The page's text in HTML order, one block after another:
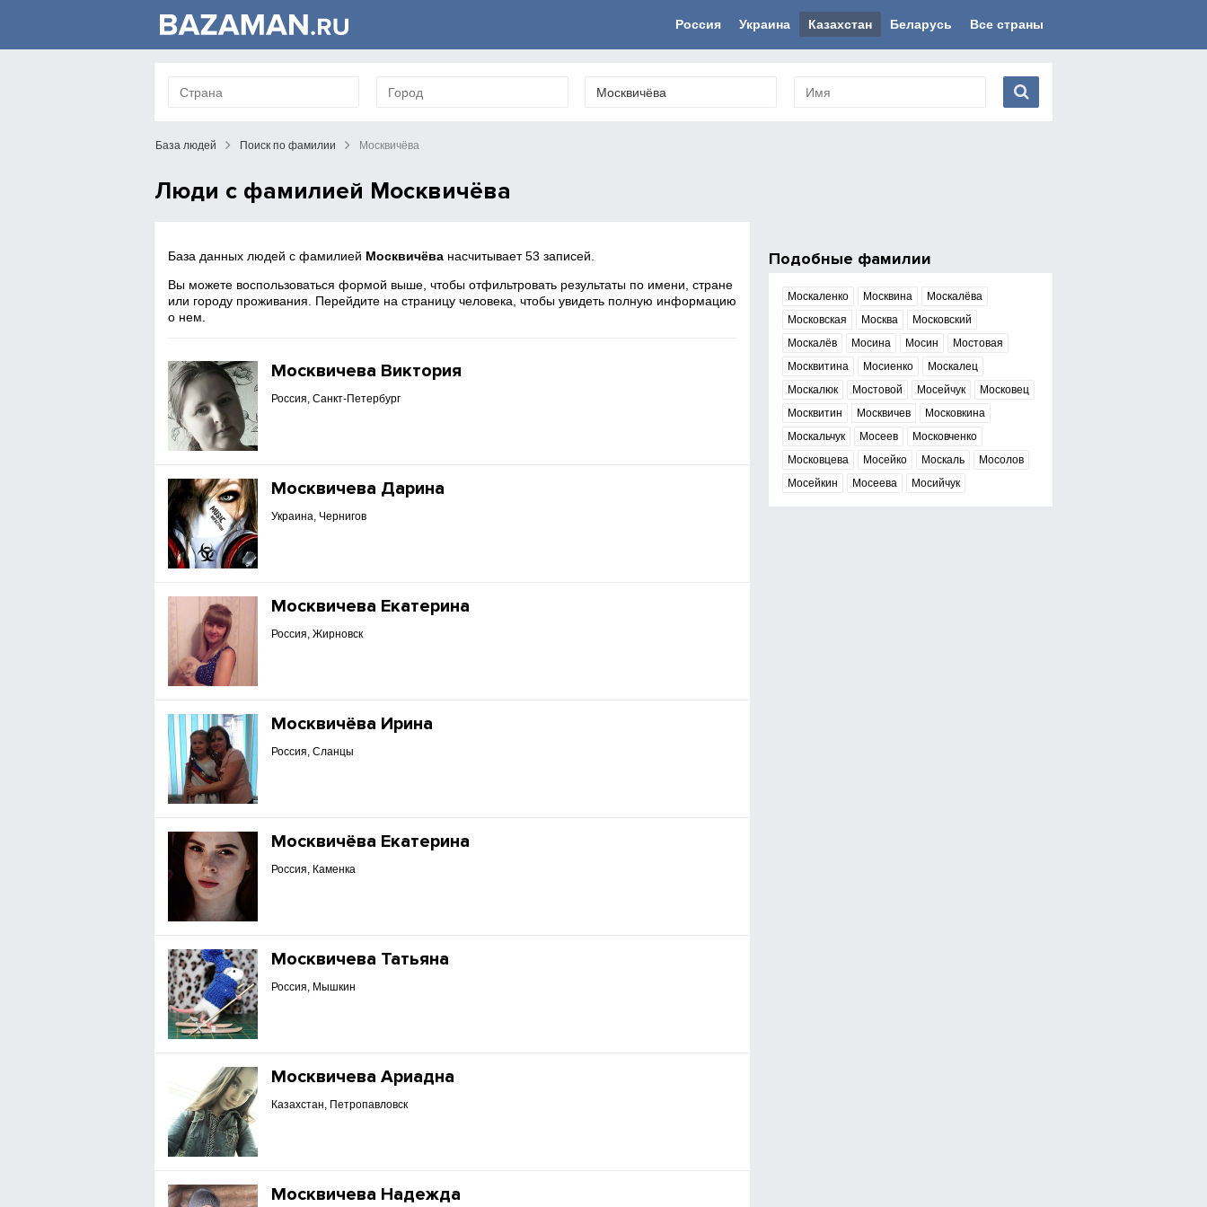
Россия Украина Казахстан Беларусь Все страны
База людей Поиск по фамилии Москвичёва
Люди с фамилией Москвичёва
База данных людей с фамилией Москвичёва насчитывает 53 записей.
Вы можете воспользоваться формой выше, чтобы отфильтровать результаты по имени, стране
или городу проживания. Перейдите на страницу человека, чтобы увидеть полную информацию
о нем.
Москвичева Виктория
Россия, Санкт-Петербург
Москвичева Дарина
Украина, Чернигов
Москвичева Екатерина
Россия, Жирновск
Москвичёва Ирина
Россия, Сланцы
Москвичёва Екатерина
Россия, Каменка
Москвичева Татьяна
Россия, Мышкин
Москвичева Ариадна
Казахстан, Петропавловск
Москвичева Надежда
Подобные фамилии
Москаленко Москвина
Москалёва
Московская
Москва
Московский
Москалёв
Мосина Мосин
Мостовая
Москвитина
Мосиенко
Москалец
Москалюк
Мостовой Мосейчук
Московец
Москвитин
Москвичев
Московкина
Москальчук
Мосеев
Московченко
Московцева
Мосейко Москаль
Мосолов
Мосейкин
Мосеева Мосийчук